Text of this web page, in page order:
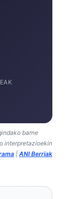
barne
interpretazioekin
| ANI Berriak